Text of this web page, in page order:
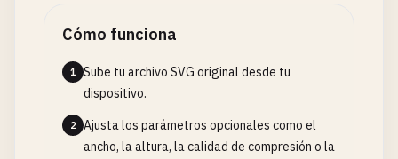
Cómo funciona
1
Sube tu archivo SVG original desde tu
dispositivo.
2
Ajusta los parámetros opcionales como el
ancho, la altura, la calidad de compresión o la